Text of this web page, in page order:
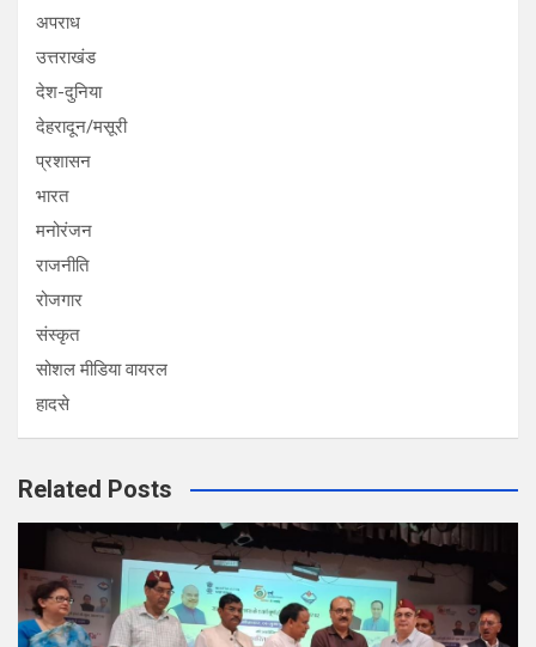
अपराध
उत्तराखंड
देश-दुनिया
देहरादून/मसूरी
प्रशासन
भारत
मनोरंजन
राजनीति
रोजगार
संस्कृत
सोशल मीडिया वायरल
हादसे
Related Posts